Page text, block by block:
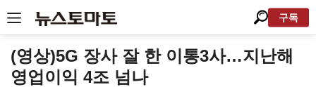
구독
(영상)5G 장사 잘 한 이통3사…지난해
영업이익 4조 넘나